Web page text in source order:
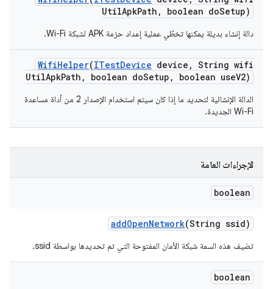
UtilApkPath , boolean doSetup)
دالة إنشاء بديلة يمكنها تخطّي عملية إعداد حزمة APK لشبكة Wi-Fi.
WifiHelper(ITestDevice device , String wifi
UtilApkPath , boolean doSetup , boolean useV2)
الدالة الإنشائية لتحديد ما إذا كان سيتم استخدام الإصدار 2 من أداة مساعدة
Wi-Fi الجديدة.
الإجراءات العامة
boolean
addOpenNetwork(String ssid)
تضيف هذه السمة شبكة الأمان المفتوحة التي تم تحديدها بواسطة ssid.
boolean